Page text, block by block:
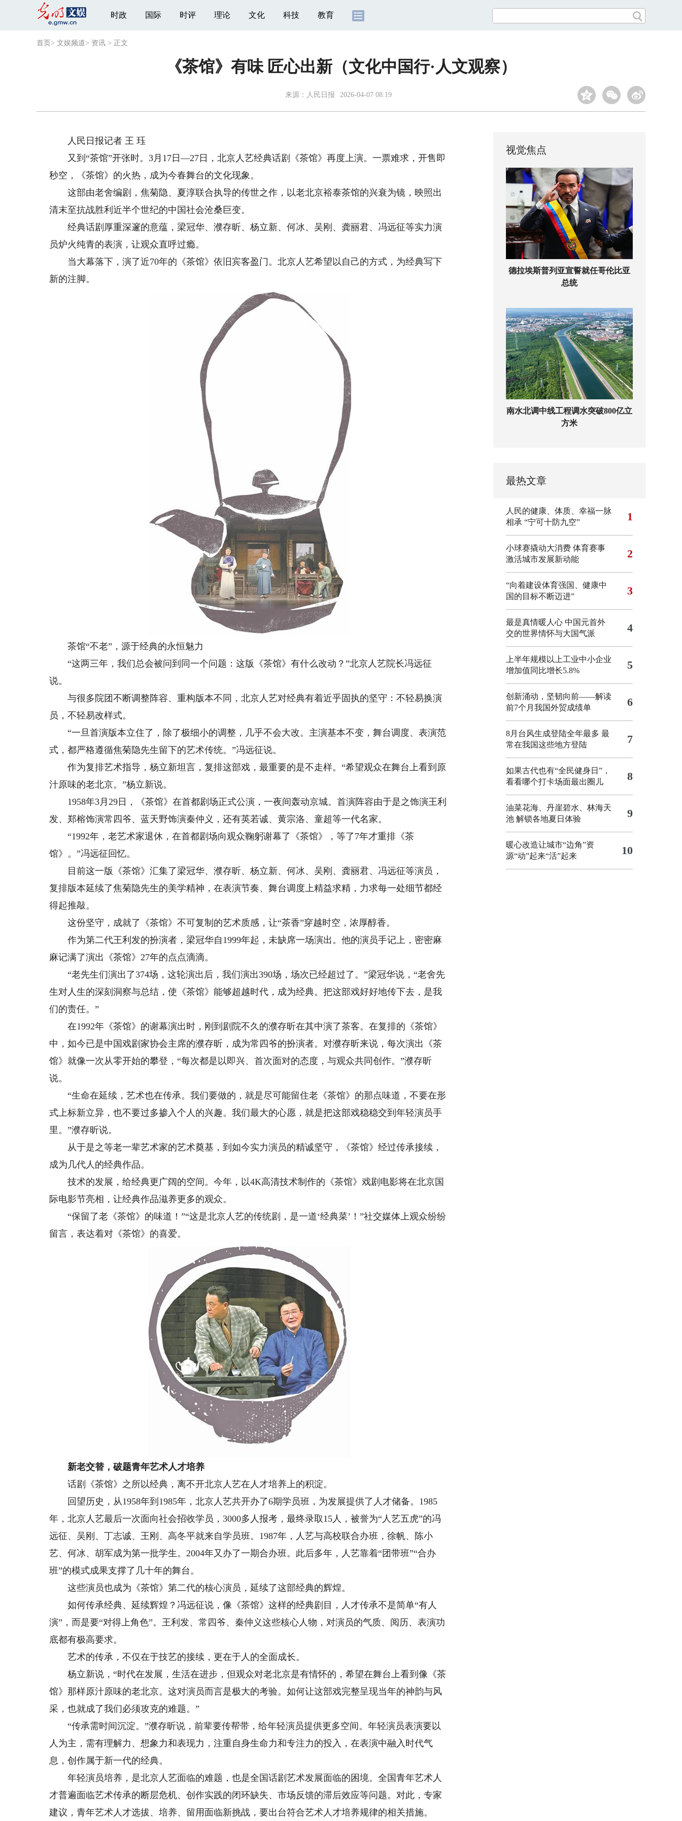
时政 国际 时评 理论 文化 科技 教育
首页 > 文娱频道> 资讯 > 正文
《茶馆》有味 匠心出新（文化中国行·人文观察）
来源： 人民日报 2026-04-07 08:19
人民日报记者 王 珏
又到“茶馆”开张时。3月17日—27日，北京人艺经典话剧《茶馆》再度上演。一票难求，开售即
秒空，《茶馆》的火热，成为今春舞台的文化现象。
这部由老舍编剧，焦菊隐、夏淳联合执导的传世之作，以老北京裕泰茶馆的兴衰为镜，映照出
清末至抗战胜利近半个世纪的中国社会沧桑巨变。
经典话剧厚重深邃的意蕴，梁冠华、濮存昕、杨立新、何冰、吴刚、龚丽君、冯远征等实力演
员炉火纯青的表演，让观众直呼过瘾。
当大幕落下，演了近70年的《茶馆》依旧宾客盈门。北京人艺希望以自己的方式，为经典写下
新的注脚。
茶馆“不老”，源于经典的永恒魅力
“这两三年，我们总会被问到同一个问题：这版《茶馆》有什么改动？”北京人艺院长冯远征
说。
与很多院团不断调整阵容、重构版本不同，北京人艺对经典有着近乎固执的坚守：不轻易换演
员，不轻易改样式。
“一旦首演版本立住了，除了极细小的调整，几乎不会大改。主演基本不变，舞台调度、表演范
式，都严格遵循焦菊隐先生留下的艺术传统。”冯远征说。
作为复排艺术指导，杨立新坦言，复排这部戏，最重要的是不走样。“希望观众在舞台上看到原
汁原味的老北京。”杨立新说。
1958年3月29日，《茶馆》在首都剧场正式公演，一夜间轰动京城。首演阵容由于是之饰演王利
发、郑榕饰演常四爷、蓝天野饰演秦仲义，还有英若诚、黄宗洛、童超等一代名家。
“1992年，老艺术家退休，在首都剧场向观众鞠躬谢幕了《茶馆》，等了7年才重排《茶
馆》。”冯远征回忆。
目前这一版《茶馆》汇集了梁冠华、濮存昕、杨立新、何冰、吴刚、龚丽君、冯远征等演员，
复排版本延续了焦菊隐先生的美学精神，在表演节奏、舞台调度上精益求精，力求每一处细节都经
得起推敲。
这份坚守，成就了《茶馆》不可复制的艺术质感，让“茶香”穿越时空，浓厚醇香。
作为第二代王利发的扮演者，梁冠华自1999年起，未缺席一场演出。他的演员手记上，密密麻
麻记满了演出《茶馆》27年的点点滴滴。
“老先生们演出了374场，这轮演出后，我们演出390场，场次已经超过了。”梁冠华说，“老舍先
生对人生的深刻洞察与总结，使《茶馆》能够超越时代，成为经典。把这部戏好好地传下去，是我
们的责任。”
在1992年《茶馆》的谢幕演出时，刚到剧院不久的濮存昕在其中演了茶客。在复排的《茶馆》
中，如今已是中国戏剧家协会主席的濮存昕，成为常四爷的扮演者。对濮存昕来说，每次演出《茶
馆》就像一次从零开始的攀登，“每次都是以即兴、首次面对的态度，与观众共同创作。”濮存昕
说。
“生命在延续，艺术也在传承。我们要做的，就是尽可能留住老《茶馆》的那点味道，不要在形
式上标新立异，也不要过多掺入个人的兴趣。我们最大的心愿，就是把这部戏稳稳交到年轻演员手
里。”濮存昕说。
从于是之等老一辈艺术家的艺术奠基，到如今实力演员的精诚坚守，《茶馆》经过传承接续，
成为几代人的经典作品。
技术的发展，给经典更广阔的空间。今年，以4K高清技术制作的《茶馆》戏剧电影将在北京国
际电影节亮相，让经典作品滋养更多的观众。
“保留了老《茶馆》的味道！”“这是北京人艺的传统剧，是一道‘经典菜’！”社交媒体上观众纷纷
留言，表达着对《茶馆》的喜爱。
新老交替，破题青年艺术人才培养
话剧《茶馆》之所以经典，离不开北京人艺在人才培养上的积淀。
回望历史，从1958年到1985年，北京人艺共开办了6期学员班，为发展提供了人才储备。1985
年，北京人艺最后一次面向社会招收学员，3000多人报考，最终录取15人，被誉为“人艺五虎”的冯
远征、吴刚、丁志诚、王刚、高冬平就来自学员班。1987年，人艺与高校联合办班，徐帆、陈小
艺、何冰、胡军成为第一批学生。2004年又办了一期合办班。此后多年，人艺靠着“团带班”“合办
班”的模式成果支撑了几十年的舞台。
这些演员也成为《茶馆》第二代的核心演员，延续了这部经典的辉煌。
如何传承经典、延续辉煌？冯远征说，像《茶馆》这样的经典剧目，人才传承不是简单“有人
演”，而是要“对得上角色”。王利发、常四爷、秦仲义这些核心人物，对演员的气质、阅历、表演功
底都有极高要求。
艺术的传承，不仅在于技艺的接续，更在于人的全面成长。
杨立新说，“时代在发展，生活在进步，但观众对老北京是有情怀的，希望在舞台上看到像《茶
馆》那样原汁原味的老北京。这对演员而言是极大的考验。如何让这部戏完整呈现当年的神韵与风
采，也就成了我们必须攻克的难题。”
“传承需时间沉淀。”濮存昕说，前辈要传帮带，给年轻演员提供更多空间。年轻演员表演要以
人为主，需有理解力、想象力和表现力，注重自身生命力和专注力的投入，在表演中融入时代气
息，创作属于新一代的经典。
年轻演员培养，是北京人艺面临的难题，也是全国话剧艺术发展面临的困境。全国青年艺术人
才普遍面临艺术传承的断层危机、创作实践的闭环缺失、市场反馈的滞后效应等问题。对此，专家
建议，青年艺术人才选拔、培养、留用面临新挑战，要出台符合艺术人才培养规律的相关措施。
视觉焦点
德拉埃斯普列亚宣誓就任哥伦比亚
总统
南水北调中线工程调水突破800亿立
方米
最热文章
人民的健康、体质、幸福一脉
相承 “宁可十防九空” 1
小球赛撬动大消费 体育赛事
激活城市发展新动能
2
“向着建设体育强国、健康中
国的目标不断迈进”
3
最是真情暖人心 中国元首外
交的世界情怀与大国气派
4
上半年规模以上工业中小企业
增加值同比增长5.8%
5
创新涌动，坚韧向前——解读
前7个月我国外贸成绩单
6
8月台风生成登陆全年最多 最
常在我国这些地方登陆
7
如果古代也有“全民健身日”，
看看哪个打卡场面最出圈儿
8
油菜花海、丹崖碧水、林海天
池 解锁各地夏日体验
9
暖心改造让城市“边角”资
源“动”起来“活”起来
10